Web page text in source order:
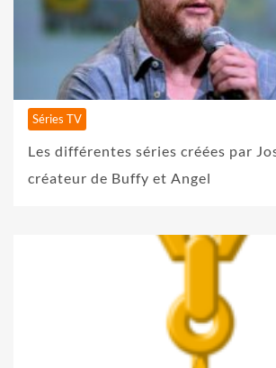
Séries TV
Les différentes séries créées par
créateur de Buffy et Angel